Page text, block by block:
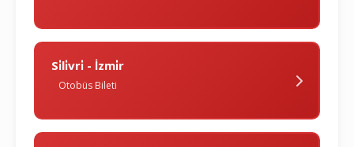
Si̇li̇vri̇ - İzmi̇r
Otobüs Bileti